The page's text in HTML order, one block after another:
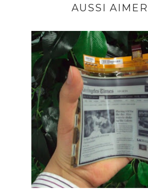
AUSSI AIMER